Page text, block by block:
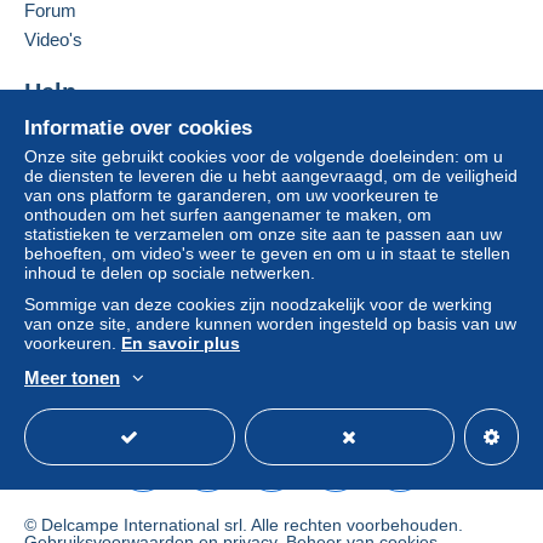
(met tracking)
Betaling via:
Van 1 tot 1000 items
€ 2,70
€ 3,00
Betalingsvoorwaarden:
Alle betalingen worden gedaan met
credit/debitcard of
overschrijving naar uw saldo. Er worden geen
Deze verkoper toevoegen aan mijn favorieten
Informatie over cookies
Onze site gebruikt cookies voor de volgende doeleinden: om u
de diensten te leveren die u hebt aangevraagd, om de veiligheid
van ons platform te garanderen, om uw voorkeuren te
onthouden om het surfen aangenamer te maken, om
statistieken te verzamelen om onze site aan te passen aan uw
behoeften, om video's weer te geven en om u in staat te stellen
inhoud te delen op sociale netwerken.
Sommige van deze cookies zijn noodzakelijk voor de werking
van onze site, andere kunnen worden ingesteld op basis van uw
voorkeuren. En savoir plus
Meer tonen
Forum
Video's
Help
Hulpcentrum
Kopen op Delcampe
Verkopen op Delcampe
Een beveiligde website
© Delcampe International srl. Alle rechten voorbehouden.